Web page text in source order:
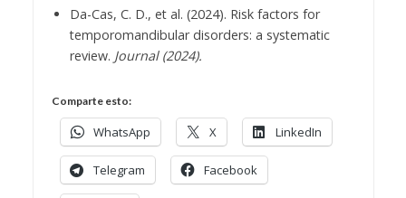
Da-Cas, C. D., et al. (2024). Risk factors for
temporomandibular disorders: a systematic
review. Journal (2024).
Comparte esto:
WhatsApp X LinkedIn
Telegram Facebook